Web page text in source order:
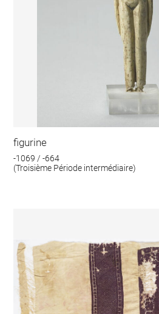
figurine
-1069 / -664
(Troisième Période intermédiaire)